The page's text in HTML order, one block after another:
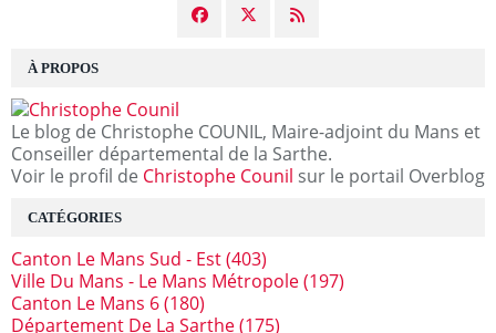
À PROPOS
Le blog de Christophe COUNIL, Maire-adjoint du Mans et
Conseiller départemental de la Sarthe.
Voir le profil de Christophe Counil sur le portail Overblog
CATÉGORIES
Canton Le Mans Sud - Est(403)
Ville Du Mans - Le Mans Métropole(197)
Canton Le Mans 6(180)
Département De La Sarthe(175)